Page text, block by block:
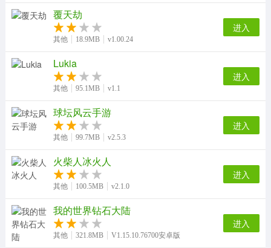
覆天劫
其他 18.9MB v1.00.24
进入
Lukia
其他 95.1MB v1.1
进入
球坛风云手游
其他 99.7MB v2.5.3
进入
火柴人冰火人
其他 100.5MB v2.1.0
进入
我的世界钻石大陆
其他 321.8MB V1.15.10.76700安卓版
进入